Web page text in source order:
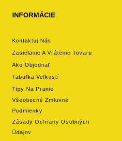
INFORMÁCIE
Kontaktuj Nás
Zasielanie A Vrátenie Tovaru
Ako Objednať
Tabuľka Veľkostí
Tipy Na Pranie
Všeobecné Zmluvné
Podmienky
Zásady Ochrany Osobných
Údajov